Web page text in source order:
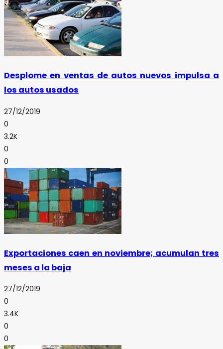
Desplome en ventas de autos nuevos impulsa a
los autos usados
27/12/2019
0
3.2K
0
0
Exportaciones caen en noviembre; acumulan tres
meses a la baja
27/12/2019
0
3.4K
0
0